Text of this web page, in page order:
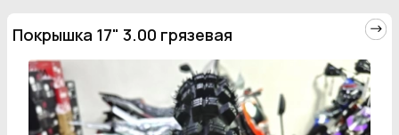
Покрышка 17" 3.00 грязевая